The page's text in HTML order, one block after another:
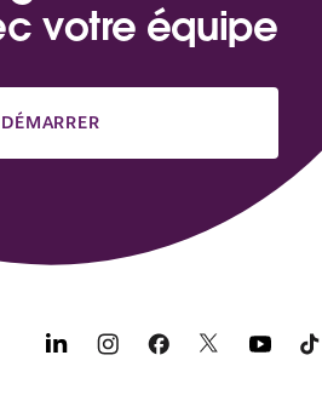
votre équipe
DÉMARRER